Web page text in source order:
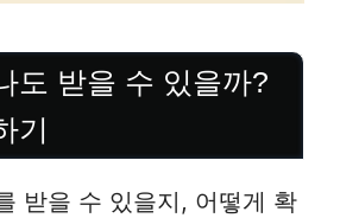
도 받을 수 있을까?
기
받을 수 있을지, 어떻게 확